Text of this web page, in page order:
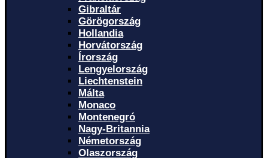
Gibraltár
Görögország
Hollandia
Horvátország
Írország
Lengyelország
Liechtenstein
Málta
Monaco
Montenegró
Nagy-Britannia
Németország
Olaszország